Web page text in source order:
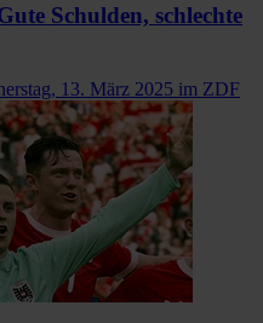
Schulden, schlechte
13. März 2025 im ZDF